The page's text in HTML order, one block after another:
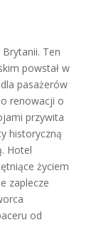
Ten
powstał w
pasażerów
renowacji o
przywita
historyczną
Hotel
życiem
zaplecze
od